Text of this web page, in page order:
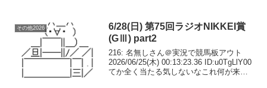
大」を新潟、中京全開催(7...
その他2026
6/28(日) 第75回ラジオNIKKEI賞
(GⅢ) part2
216: 名無しさん＠実況で競馬板アウト
2026/06/25(木) 00:13:23.36 ID:u0TgLlY00
てか全く当たる気しないなこれ何が来て